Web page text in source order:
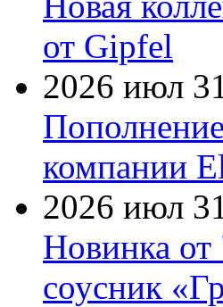
от Gipfel
2026 июл
компании
2026 июл
Новинка от
соусник